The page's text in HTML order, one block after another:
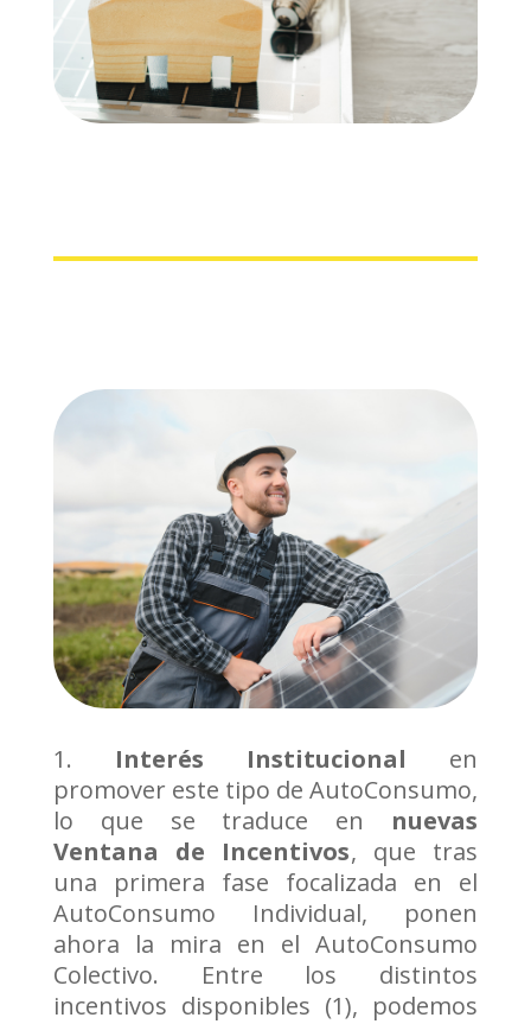
Interés Institucional en
promover este tipo de AutoConsumo,
lo que se traduce en nuevas
Ventana de Incentivos, que tras
una primera fase focalizada en el
AutoConsumo Individual, ponen
ahora la mira en el AutoConsumo
Colectivo. Entre los distintos
incentivos disponibles (1), podemos